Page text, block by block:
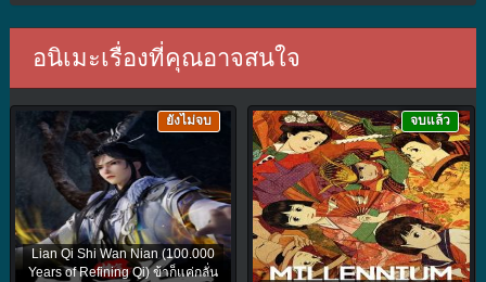
อนิเมะเรื่องที่คุณอาจสนใจ
Lian Qi Shi Wan Nian (100.000
Years of Refining Qi) ข้าก็แค่กลั่น
ยังไม่จบ จบแล้ว